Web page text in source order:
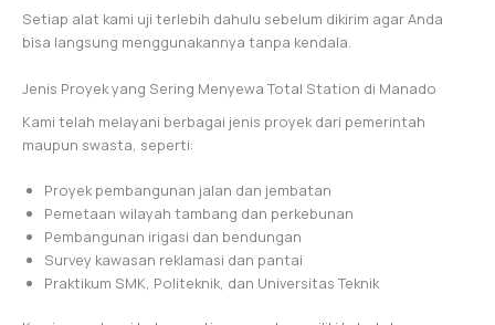
Setiap alat kami uji terlebih dahulu sebelum dikirim agar Anda
bisa langsung menggunakannya tanpa kendala.
Jenis Proyek yang Sering Menyewa Total Station di Manado
Kami telah melayani berbagai jenis proyek dari pemerintah
maupun swasta, seperti:
Proyek pembangunan jalan dan jembatan
Pemetaan wilayah tambang dan perkebunan
Pembangunan irigasi dan bendungan
Survey kawasan reklamasi dan pantai
Praktikum SMK, Politeknik, dan Universitas Teknik